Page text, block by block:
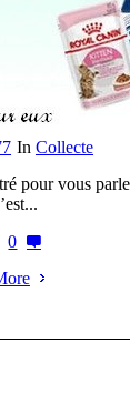
In Collecte
pour vous
0